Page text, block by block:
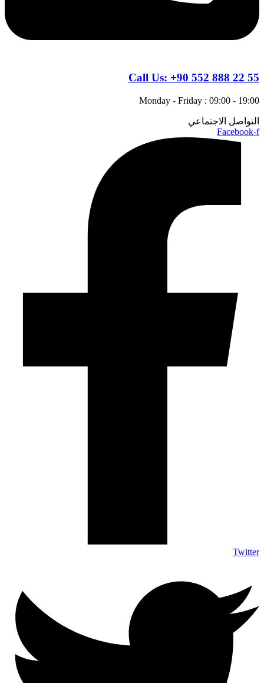
Call Us: +90 552 888 22 55
Monday - Friday : 09:00 - 19:00
التواصل الاجتماعي
Facebook-f
Twitter